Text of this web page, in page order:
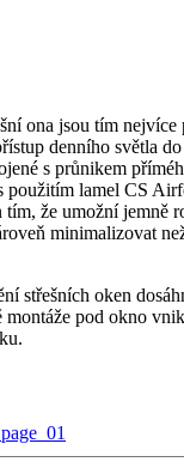
ona jsou tím
denního světla
s průnikem
použitím lamel CS
tím, že umožní jemně
minimalizovat
střešních oken
montáže pod okno